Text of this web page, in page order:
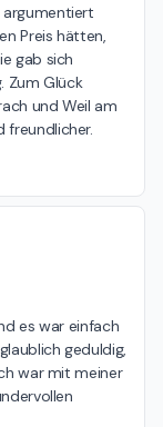
argumentiert
Preis hätten,
gab sich
Zum Glück
und Weil am
freundlicher.
es war einfach
geduldig,
war mit meiner